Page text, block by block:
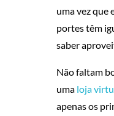
L
O
J
A
uma vez que
portes têm
saber
Não faltam
uma loja
apenas os